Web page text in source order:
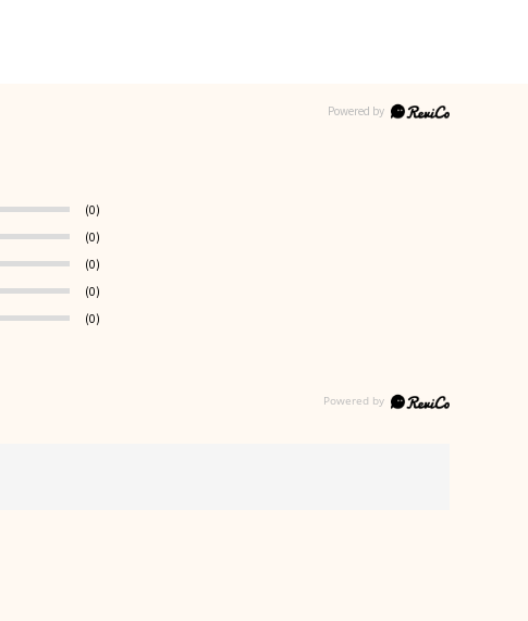
(0)
(0)
(0)
(0)
(0)